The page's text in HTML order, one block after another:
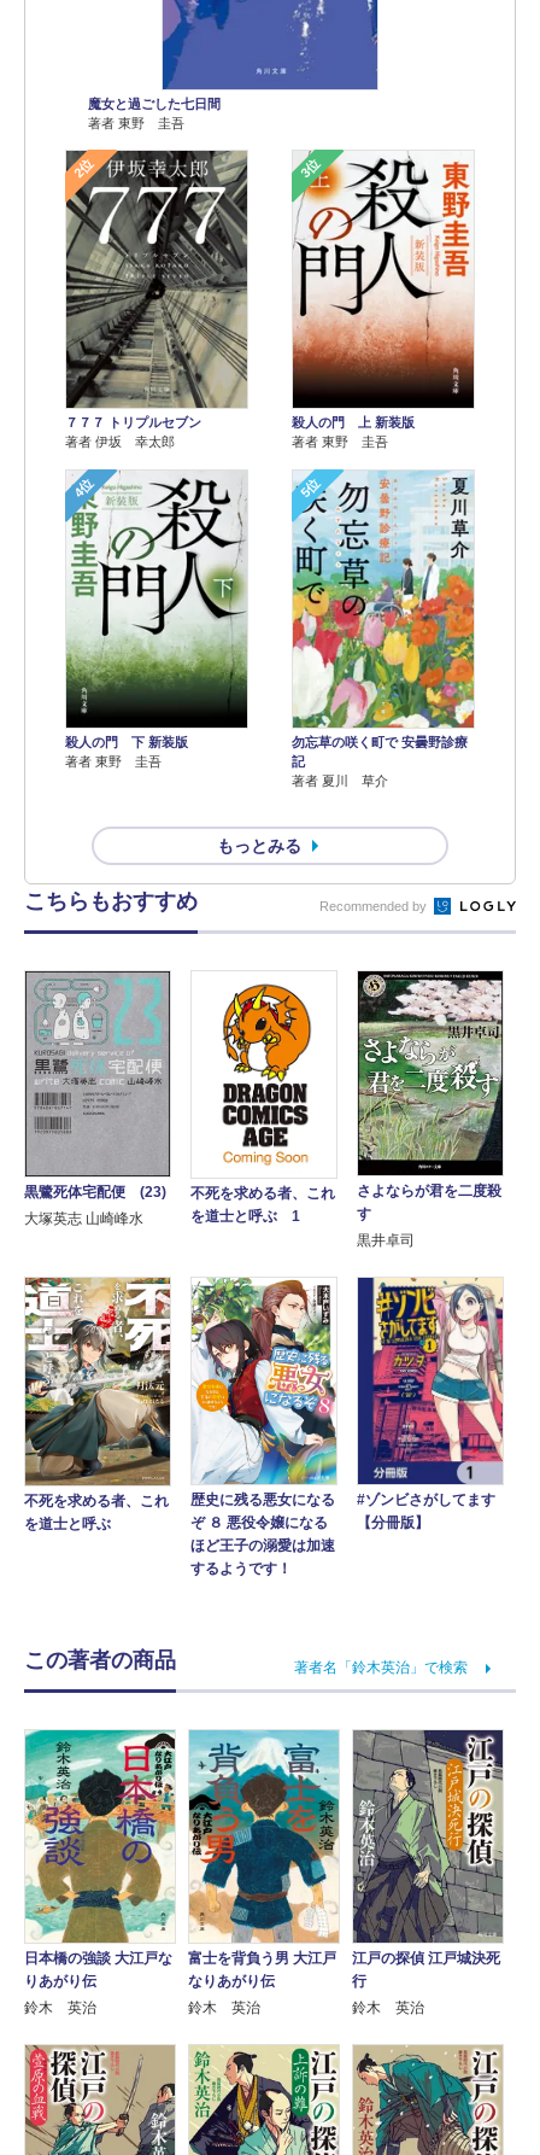
魔女と過ごした七日間
著者 東野 圭吾
2位
７７７ トリプルセブン
著者 伊坂 幸太郎
3位
殺人の門 上 新装版
著者 東野 圭吾
4位
殺人の門 下 新装版
著者 東野 圭吾
5位
勿忘草の咲く町で 安曇野診療
記
著者 夏川 草介
もっとみる
こちらもおすすめ Recommended by
黒鷺死体宅配便 (23)
大塚英志 山崎峰水
不死を求める者、これ
を道士と呼ぶ 1
さよならが君を二度殺
す
黒井卓司
不死を求める者、これ
を道士と呼ぶ
歴史に残る悪女になる
ぞ ８ 悪役令嬢になる
ほど王子の溺愛は加速
するようです！
#ゾンビさがしてます
【分冊版】
この著者の商品 著者名「鈴木英治」で検索
日本橋の強談 大江戸な
りあがり伝
鈴木 英治
富士を背負う男 大江戸
なりあがり伝
鈴木 英治
江戸の探偵 江戸城決死
行
鈴木 英治